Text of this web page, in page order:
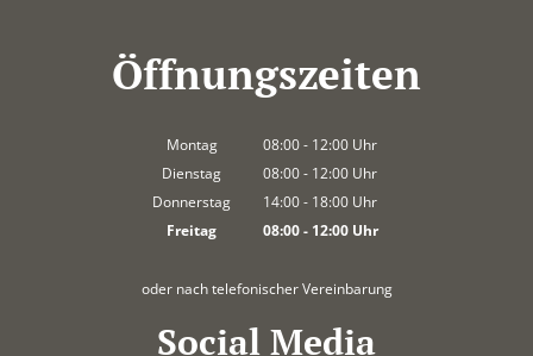
Öffnungszeiten
Montag 08:00- 12:00 Uhr
Von 08:00 bis 12:00 Uhr
Dienstag 08:00- 12:00 Uhr
Von 08:00 bis 12:00 Uhr
Donnerstag 14:00- 18:00 Uhr
Von 14:00 bis 18:00 Uhr
Freitag 08:00- 12:00Uhr
oder nach telefonischer Vereinbarung
Social Media